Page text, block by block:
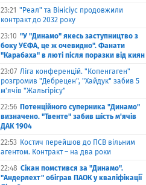
23:21 "Реал" та Вінісіус продовжили
контракт до 2032 року
23:10 "У "Динамо" якесь заступництво з
боку УЄФА, це ж очевидно". Фанати
"Карабаха" в люті після поразки від киян
23:07 Ліга конференцій. "Копенгаген"
розгромив "Дебрецен", "Хайдук" забив 5
м'ячів "Жальгірісу"
22:56 Потенційного суперника "Динамо"
визначено. "Твенте" забив шість м'ячів
ДАК 1904
22:53 Костич перейшов до ПСВ вільним
агентом. Контракт – на два роки
22:48 Сікан помстився за "Динамо".
"Андерлехт" обіграв ПАОК у кваліфікації